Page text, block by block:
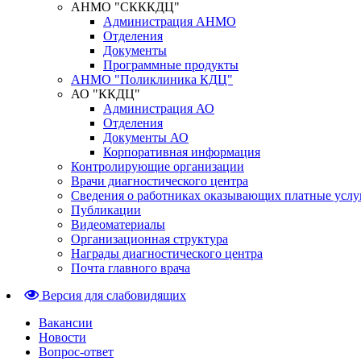
АНМО "СКККДЦ"
Администрация АНМО
Отделения
Документы
Программные продукты
АНМО "Поликлиника КДЦ"
АО "ККДЦ"
Администрация АО
Отделения
Документы АО
Корпоративная информация
Контролирующие организации
Врачи диагностического центра
Сведения о работниках оказывающих платные
Публикации
Видеоматериалы
Организационная структура
Награды диагностического центра
Почта главного врача
Версия для слабовидящих
Вакансии
Новости
Вопрос-ответ